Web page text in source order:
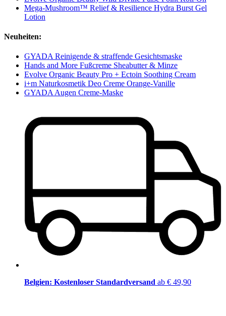
Mega-Mushroom™ Relief & Resilience Hydra Burst Gel
Lotion
Neuheiten:
GYADA Reinigende & straffende Gesichtsmaske
Hands and More Fußcreme Sheabutter & Minze
Evolve Organic Beauty Pro + Ectoin Soothing Cream
i+m Naturkosmetik Deo Creme Orange-Vanille
GYADA Augen Creme-Maske
Belgien: Kostenloser Standardversand ab € 49,90